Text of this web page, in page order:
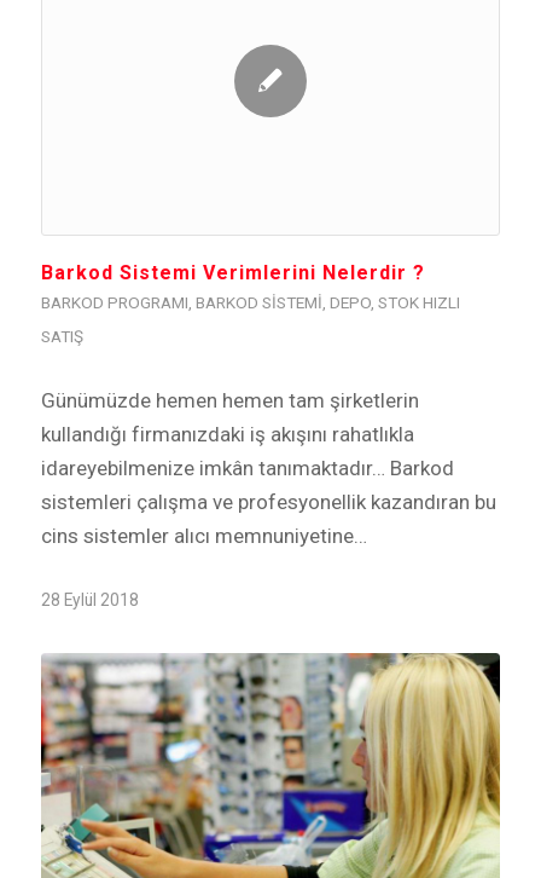
Barkod Sistemi Verimlerini Nelerdir ?
BARKOD PROGRAMI BARKOD SISTEMI DEPO, STOK HIZLI
SATIŞ
Günümüzde hemen hemen tam şirketlerin
kullandığı firmanızdaki iş akışını rahatlıkla
idareyebilmenize imkân tanımaktadır… Barkod
sistemleri çalışma ve profesyonellik kazandıran bu
cins sistemler alıcı memnuniyetine…
28 Eylül 2018